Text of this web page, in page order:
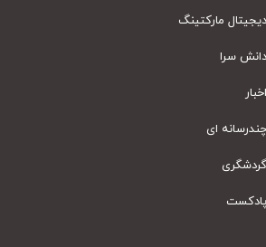
مارکتینگ
سرا
ای